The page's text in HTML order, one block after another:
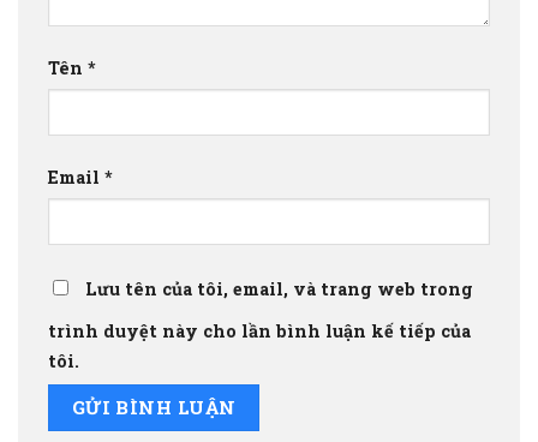
Tên *
Email *
Lưu tên của tôi, email, và trang web trong
trình duyệt này cho lần bình luận kế tiếp của
tôi.